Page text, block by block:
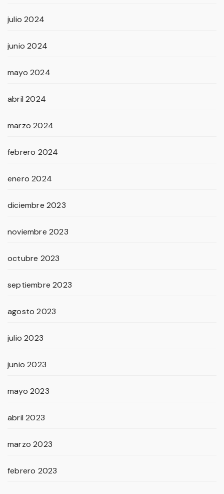
julio 2024
junio 2024
mayo 2024
abril 2024
marzo 2024
febrero 2024
enero 2024
diciembre 2023
noviembre 2023
octubre 2023
septiembre 2023
agosto 2023
julio 2023
junio 2023
mayo 2023
abril 2023
marzo 2023
febrero 2023